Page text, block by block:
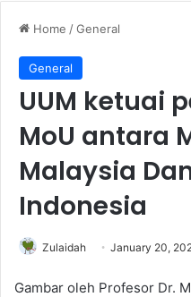
Home /General
General
UUM ketuai
MoU antara
Malaysia
Indonesia
Zulaidah January 20,
Gambar oleh Profesor Dr.